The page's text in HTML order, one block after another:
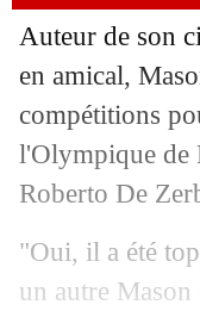
Auteur de son
en amical,
compétitions
l'Olympique de
Roberto De
"Oui, il a été
un autre Mason
27/07 Monaco
27/07 Lyon: le
27/07 Bruges:
27/07 Real: un